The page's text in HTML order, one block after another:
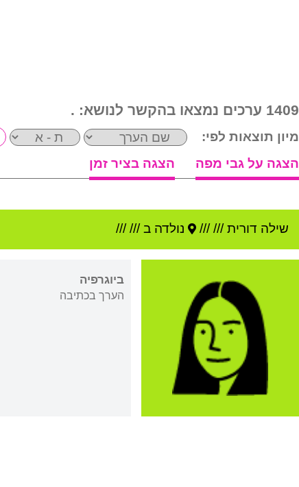
1409 ערכים נמצאו בהקשר לנושא: .
מיון תוצאות לפי:
הצגה על גבי מפה
הצגה בציר זמן
שילה דורית///
/// נולדה ב //////
ביוגרפיה
הערך בכתיבה